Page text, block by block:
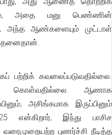
அதை மனு பெண்ணின்
அந்த ஆண்களையும் முட்டாள்
கவலைப்படுவதில்லை.
கொள்வதில்லை. ஆணாக
அசிங்கமாக இருப்பினும்
என்கிறார், இந்து பாசிச
புணர்ச்சி நீடித்த